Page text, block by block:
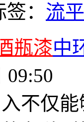
： 流
瓶漆中
09:50
不仅